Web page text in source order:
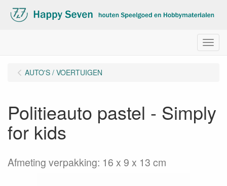
Menu
AUTO'S / VOERTUIGEN
Politieauto pastel - Simply
for kids
Afmeting verpakking: 16 x 9 x 13 cm